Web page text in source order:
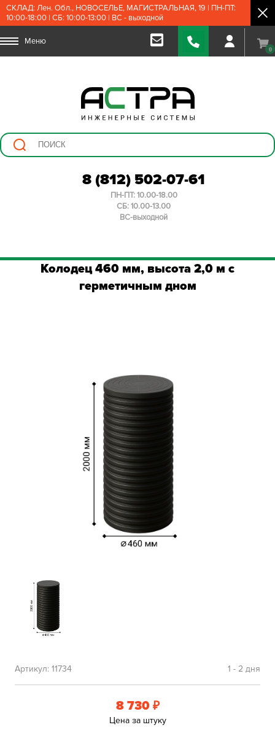
СКЛАД: Лен. Обл., НОВОСЕЛЬЕ, МАГИСТРАЛЬНАЯ, 19 | ПН-ПТ:
10:00-18:00 | СБ: 10:00-13:00 | ВС - выходной
Меню
0
8 (812) 502-07-61
ПН-ПТ: 10.00-18.00
СБ: 10.00-13.00
ВС-выходной
Колодец 460 мм, высота 2,0 м с
герметичным дном
1 - 2 дня
Артикул: 11734
8 730 ₽
Цена за штуку